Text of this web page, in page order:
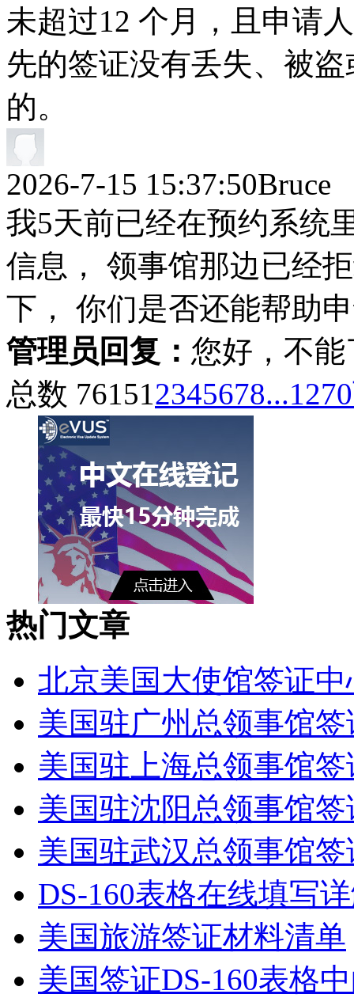
未超过12 个月，且申请
先的签证没有丢失、被
的。
2026-7-15 15:37:50Bruce
我5天前已经在预约系统
信息， 领事馆那边已经
下， 你们是否还能帮助
管理员回复： 您好，不能
总数 761512345678...1270
热门文章
北京美国大使馆签证中
美国驻广州总领事馆
美国驻上海总领事馆
美国驻沈阳总领事馆
美国驻武汉总领事馆
DS-160表格在线填写
美国旅游签证材料清单
美国签证DS-160表格中